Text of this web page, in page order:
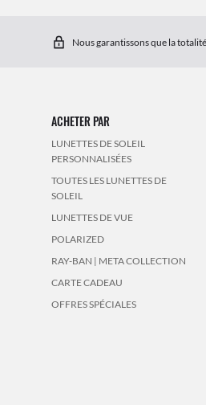
Nous garantissons que la
ACHETER PAR
LUNETTES DE SOLEIL
PERSONNALISÉES
TOUTES LES LUNETTES DE
SOLEIL
LUNETTES DE VUE
POLARIZED
RAY-BAN | META COLLECTION
CARTE CADEAU
OFFRES SPÉCIALES